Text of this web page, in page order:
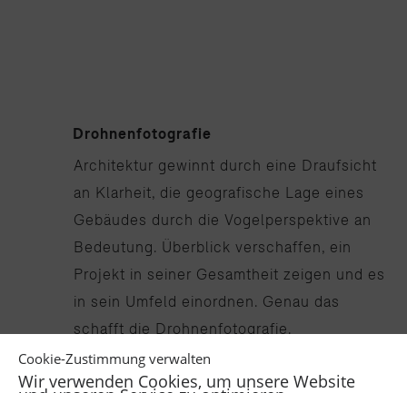
Cookie-Zustimmung verwalten
Wir verwenden Cookies, um unsere Website
Drohnenfotografie
Architektur gewinnt durch eine Draufsicht
an Klarheit, die geografische Lage eines
Gebäudes durch die Vogelperspektive an
Bedeutung. Überblick verschaffen, ein
Projekt in seiner Gesamtheit zeigen und es
in sein Umfeld einordnen. Genau das
schafft die Drohnenfotografie.